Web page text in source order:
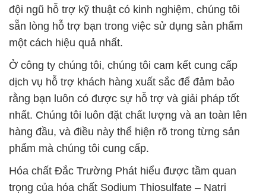
đội ngũ hỗ trợ kỹ thuật có kinh nghiệm, chúng tôi
sẵn lòng hỗ trợ bạn trong việc sử dụng sản phẩm
một cách hiệu quả nhất.
Ở công ty chúng tôi, chúng tôi cam kết cung cấp
dịch vụ hỗ trợ khách hàng xuất sắc để đảm bảo
rằng bạn luôn có được sự hỗ trợ và giải pháp tốt
nhất. Chúng tôi luôn đặt chất lượng và an toàn lên
hàng đầu, và điều này thể hiện rõ trong từng sản
phẩm mà chúng tôi cung cấp.
Hóa chất Đắc Trường Phát hiểu được tầm quan
trọng của hóa chất Sodium Thiosulfate – Natri